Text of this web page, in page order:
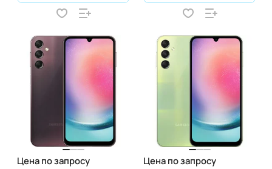
Цена по запросу
Цена по запросу